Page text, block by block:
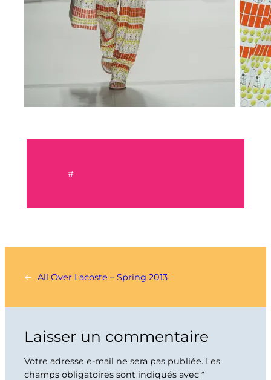
#
← All Over Lacoste – Spring 2013
Laisser un commentaire
Votre adresse e-mail ne sera pas publiée. Les
champs obligatoires sont indiqués avec *